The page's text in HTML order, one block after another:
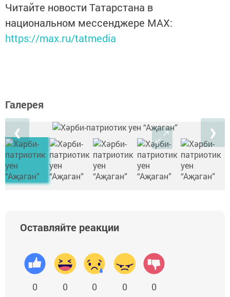
Читайте новости Татарстана в
национальном мессенджере MАХ:
https://max.ru/tatmedia
Галерея
❮ ❯
Оставляйте реакции
0 0 0 0 0